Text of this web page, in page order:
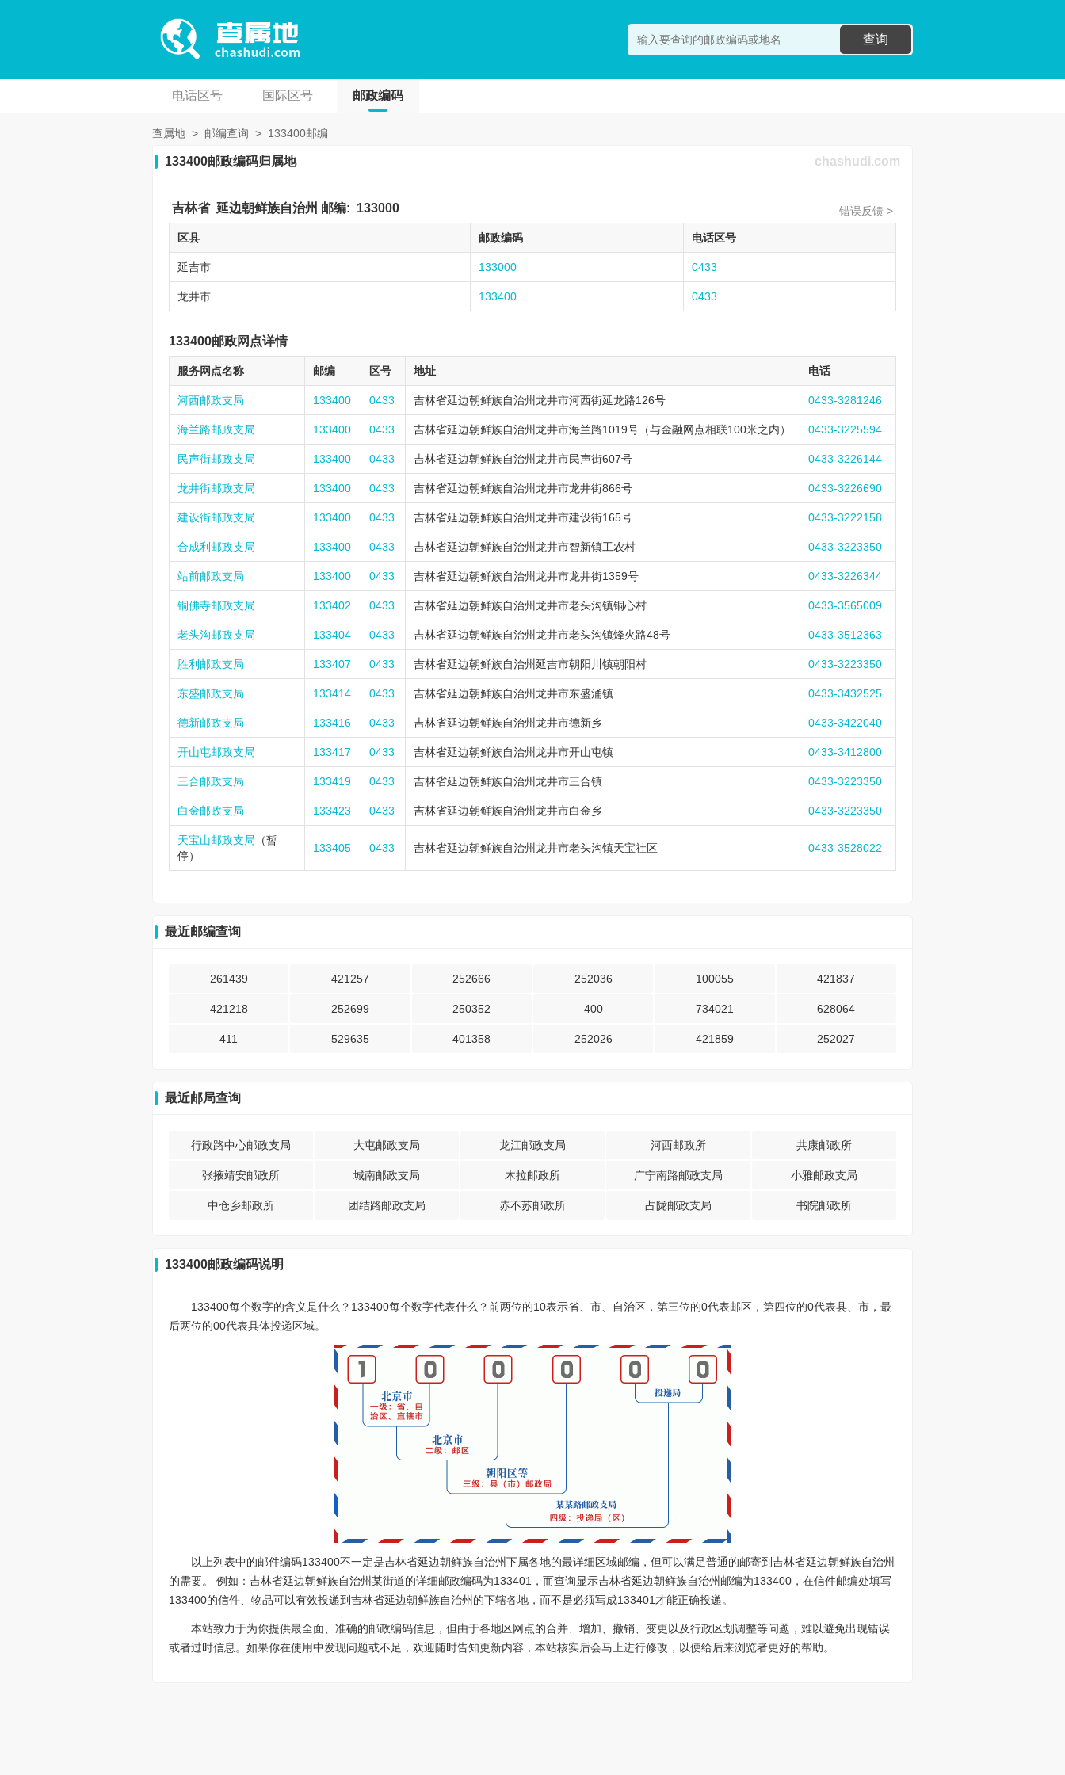
查询
电话区号 国际区号 邮政编码
查属地 > 邮编查询 > 133400邮编
133400邮政编码归属地 chashudi.com
吉林省 延边朝鲜族自治州 邮编: 133000 错误反馈 >
区县 邮政编码 电话区号
延吉市 133000 0433
龙井市 133400 0433
133400邮政网点详情
服务网点名称 邮编 区号 地址 电话
河西邮政支局 133400 0433 吉林省延边朝鲜族自治州龙井市河西街延龙路126号 0433-3281246
海兰路邮政支局 133400 0433 吉林省延边朝鲜族自治州龙井市海兰路1019号（与金融网点相联100米之内） 0433-3225594
民声街邮政支局 133400 0433 吉林省延边朝鲜族自治州龙井市民声街607号 0433-3226144
龙井街邮政支局 133400 0433 吉林省延边朝鲜族自治州龙井市龙井街866号 0433-3226690
建设街邮政支局 133400 0433 吉林省延边朝鲜族自治州龙井市建设街165号 0433-3222158
合成利邮政支局 133400 0433 吉林省延边朝鲜族自治州龙井市智新镇工农村 0433-3223350
站前邮政支局 133400 0433 吉林省延边朝鲜族自治州龙井市龙井街1359号 0433-3226344
铜佛寺邮政支局 133402 0433 吉林省延边朝鲜族自治州龙井市老头沟镇铜心村 0433-3565009
老头沟邮政支局 133404 0433 吉林省延边朝鲜族自治州龙井市老头沟镇烽火路48号 0433-3512363
胜利邮政支局 133407 0433 吉林省延边朝鲜族自治州延吉市朝阳川镇朝阳村 0433-3223350
东盛邮政支局 133414 0433 吉林省延边朝鲜族自治州龙井市东盛涌镇 0433-3432525
德新邮政支局 133416 0433 吉林省延边朝鲜族自治州龙井市德新乡 0433-3422040
开山屯邮政支局 133417 0433 吉林省延边朝鲜族自治州龙井市开山屯镇 0433-3412800
三合邮政支局 133419 0433 吉林省延边朝鲜族自治州龙井市三合镇 0433-3223350
白金邮政支局 133423 0433 吉林省延边朝鲜族自治州龙井市白金乡 0433-3223350
天宝山邮政支局 （暂
停）
133405 0433 吉林省延边朝鲜族自治州龙井市老头沟镇天宝社区 0433-3528022
最近邮编查询
261439 421257 252666 252036 100055 421837
421218 252699 250352 400 734021 628064
411 529635 401358 252026 421859 252027
最近邮局查询
行政路中心邮政支局 大屯邮政支局 龙江邮政支局 河西邮政所 共康邮政所
张掖靖安邮政所 城南邮政支局 木拉邮政所 广宁南路邮政支局 小雅邮政支局
中仓乡邮政所 团结路邮政支局 赤不苏邮政所 占陇邮政支局 书院邮政所
133400邮政编码说明
133400每个数字的含义是什么？133400每个数字代表什么？前两位的10表示省、市、自治区，第三位的0代表邮区，第四位的0代表县、市，最
后两位的00代表具体投递区域。
以上列表中的邮件编码133400不一定是吉林省延边朝鲜族自治州下属各地的最详细区域邮编，但可以满足普通的邮寄到吉林省延边朝鲜族自治州
的需要。 例如：吉林省延边朝鲜族自治州某街道的详细邮政编码为133401，而查询显示吉林省延边朝鲜族自治州邮编为133400，在信件邮编处填写
133400的信件、物品可以有效投递到吉林省延边朝鲜族自治州的下辖各地，而不是必须写成133401才能正确投递。
本站致力于为你提供最全面、准确的邮政编码信息，但由于各地区网点的合并、增加、撤销、变更以及行政区划调整等问题，难以避免出现错误
或者过时信息。如果你在使用中发现问题或不足，欢迎随时告知更新内容，本站核实后会马上进行修改，以便给后来浏览者更好的帮助。